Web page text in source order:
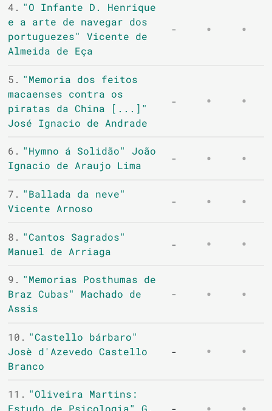
4. "O Infante D. Henrique
e a arte de navegar dos
portuguezes" Vicente de
Almeida de Eça
-
5. "Memoria dos feitos
macaenses contra os
piratas da China [...]"
José Ignacio de Andrade
-
6. "Hymno á Solidão" João
Ignacio de Araujo Lima
-
7. "Ballada da neve"
Vicente Arnoso
-
8. "Cantos Sagrados"
Manuel de Arriaga
-
9. "Memorias Posthumas de
Braz Cubas" Machado de
Assis
-
10. "Castello bárbaro"
Josè d'Azevedo Castello
Branco
-
11. "Oliveira Martins: